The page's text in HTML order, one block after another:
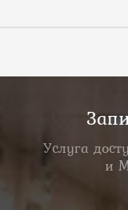
Услуга
и